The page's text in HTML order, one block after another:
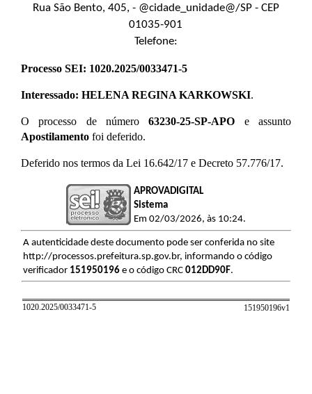
Rua São Bento, 405, - @cidade_unidade@/SP - CEP
01035-901
Telefone:
Processo SEI: 1020.2025/0033471-5
Interessado: HELENA REGINA KARKOWSKI.
O processo de número63230-25-SP-APO e assunto
Apostilamentofoi deferido.
Deferido nos termos da Lei 16.642/17 e Decreto 57.776/17.
APROVADIGITAL
Sistema
Em 02/03/2026, às 10:24.
A autenticidade deste documento pode ser conferida no site
http://processos.prefeitura.sp.gov.br, informando o código
verificador 151950196e o código CRC 012DD90F.
1020.2025/0033471-5 151950196v1